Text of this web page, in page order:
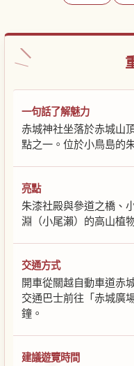
一句話了解魅力
赤城神社坐落於赤城山
點之一。位於小鳥島的
亮點
朱漆社殿與參道之橋、
淵（小尾瀨）的高山植
交通方式
開車從關越自動車道赤
交通巴士前往「赤城廣
鐘。
建議遊覽時間